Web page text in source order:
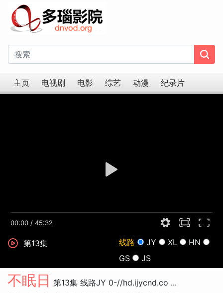
主页 电视剧 电影 综艺 动漫 纪录片
00:00 / 45:32
第13集 线路 JY XL
HN
GS
JS
不眠日 第13集 线路JY 0-//hd.ijycnd.co ...